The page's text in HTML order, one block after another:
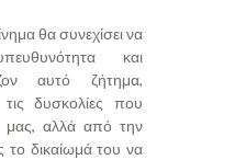
θα συνεχίσει να
και
αυτό ζήτημα,
δυσκολίες που
αλλά από την
δικαίωμά του να